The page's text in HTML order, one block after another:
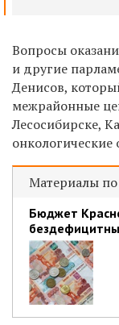
Вопросы
и другие
Денисов,
межрайонные
Лесосибирске,
онкологические
Материалы
Бюджет